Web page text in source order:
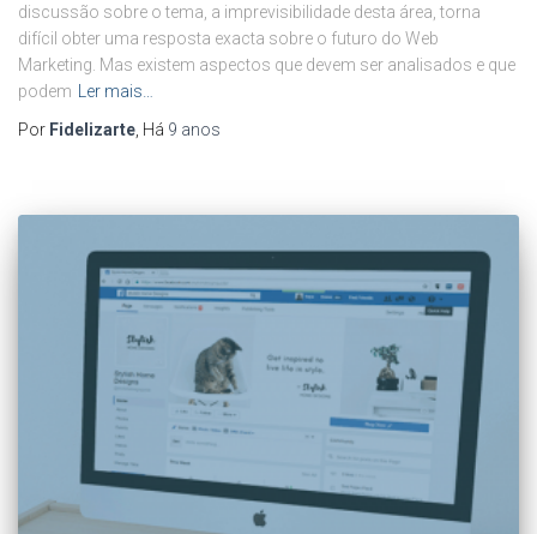
discussão sobre o tema, a imprevisibilidade desta área, torna
difícil obter uma resposta exacta sobre o futuro do Web
Marketing. Mas existem aspectos que devem ser analisados e que
podem Ler mais…
Por Fidelizarte, Há 9 anos